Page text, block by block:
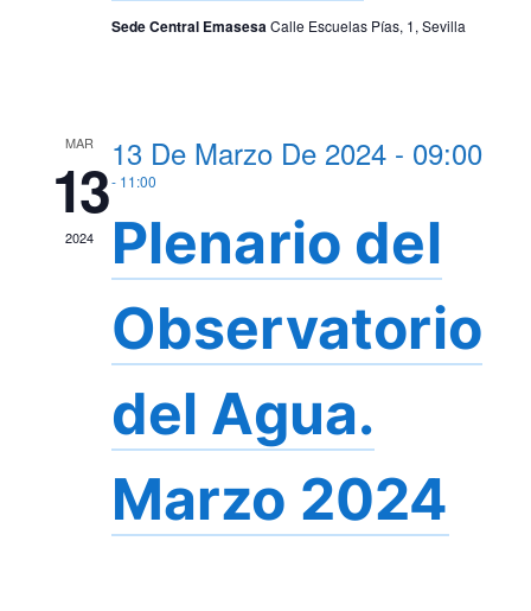
Sede Central EmasesaCalle Escuelas Pías, 1, Sevilla
MAR
13
2024
13 De Marzo De 2024 - 09:00
- 11:00
Plenario del
Observatorio
del Agua.
Marzo 2024